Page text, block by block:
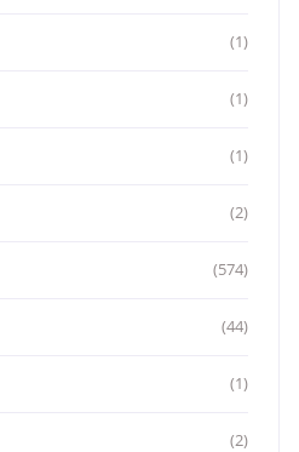
(1)
(1)
(1)
(2)
(574)
(44)
(1)
(2)